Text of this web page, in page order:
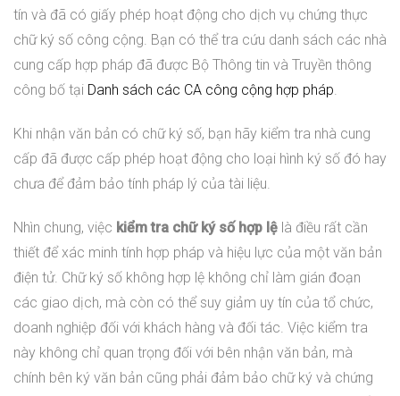
tín và đã có giấy phép hoạt động cho dịch vụ chứng thực
chữ ký số công cộng. Bạn có thể tra cứu danh sách các nhà
cung cấp hợp pháp đã được Bộ Thông tin và Truyền thông
công bố tại Danh sách các CA công cộng hợp pháp.
Khi nhận văn bản có chữ ký số, bạn hãy kiểm tra nhà cung
cấp đã được cấp phép hoạt động cho loại hình ký số đó hay
chưa để đảm bảo tính pháp lý của tài liệu.
Nhìn chung, việc kiểm tra chữ ký số hợp lệ là điều rất cần
thiết để xác minh tính hợp pháp và hiệu lực của một văn bản
điện tử. Chữ ký số không hợp lệ không chỉ làm gián đoạn
các giao dịch, mà còn có thể suy giảm uy tín của tổ chức,
doanh nghiệp đối với khách hàng và đối tác. Việc kiểm tra
này không chỉ quan trọng đối với bên nhận văn bản, mà
chính bên ký văn bản cũng phải đảm bảo chữ ký và chứng